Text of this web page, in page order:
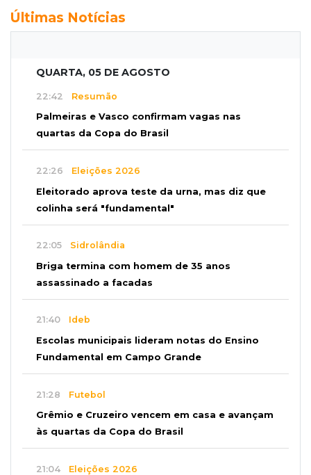
Últimas Notícias
QUARTA, 05 DE AGOSTO
22:42 Resumão
Palmeiras e Vasco confirmam vagas nas
quartas da Copa do Brasil
22:26 Eleições 2026
Eleitorado aprova teste da urna, mas diz que
colinha será "fundamental"
22:05 Sidrolândia
Briga termina com homem de 35 anos
assassinado a facadas
21:40 Ideb
Escolas municipais lideram notas do Ensino
Fundamental em Campo Grande
21:28 Futebol
Grêmio e Cruzeiro vencem em casa e avançam
às quartas da Copa do Brasil
21:04 Eleições 2026